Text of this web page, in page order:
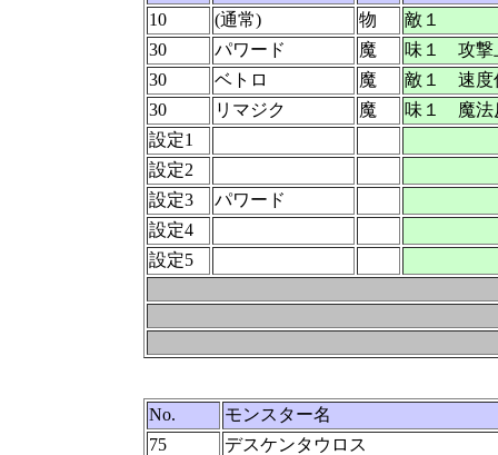
10
(通常) 物
敵１
30
パワード 魔
味１ 攻撃
30
ベトロ 魔
敵１ 速度
30
リマジク 魔
味１ 魔法
設定1
設定2
設定3
パワード
設定4
設定5
No.
モンスター名
75
デスケンタウロス